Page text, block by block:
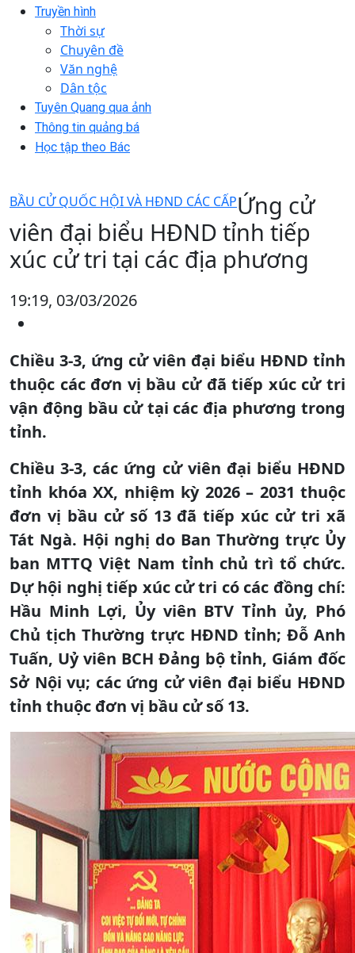
Truyền hình
Thời sự
Chuyên đề
Văn nghệ
Dân tộc
Tuyên Quang qua ảnh
Thông tin quảng bá
Học tập theo Bác
BẦU CỬ QUỐC HỘI VÀ HĐND CÁC CẤPỨng cử
viên đại biểu HĐND tỉnh tiếp
xúc cử tri tại các địa phương
19:19, 03/03/2026
Chiều 3-3, ứng cử viên đại biểu HĐND tỉnh
thuộc các đơn vị bầu cử đã tiếp xúc cử tri
vận động bầu cử tại các địa phương trong
tỉnh.
Chiều 3-3, các ứng cử viên đại biểu HĐND
tỉnh khóa XX, nhiệm kỳ 2026 – 2031 thuộc
đơn vị bầu cử số 13 đã tiếp xúc cử tri xã
Tát Ngà. Hội nghị do Ban Thường trực Ủy
ban MTTQ Việt Nam tỉnh chủ trì tổ chức.
Dự hội nghị tiếp xúc cử tri có các đồng chí:
Hầu Minh Lợi, Ủy viên BTV Tỉnh ủy, Phó
Chủ tịch Thường trực HĐND tỉnh; Đỗ Anh
Tuấn, Uỷ viên BCH Đảng bộ tỉnh, Giám đốc
Sở Nội vụ; các ứng cử viên đại biểu HĐND
tỉnh thuộc đơn vị bầu cử số 13.